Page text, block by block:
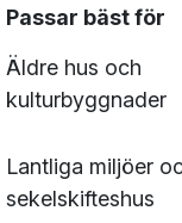
Passar bäst för
Äldre hus och
kulturbyggnader
Lantliga miljöer
sekelskifteshus